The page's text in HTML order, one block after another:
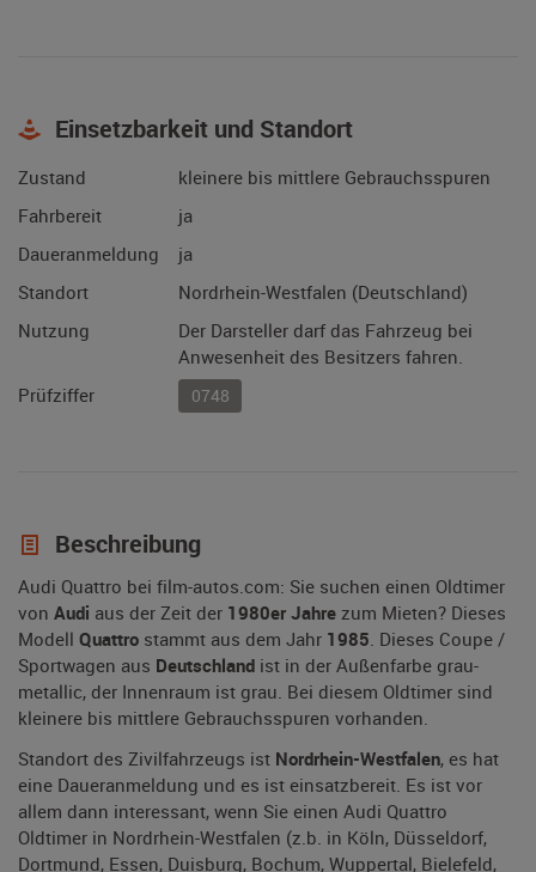
Einsetzbarkeit und Standort
Zustand
kleinere bis mittlere Gebrauchsspuren
Fahrbereit
ja
Daueranmeldung
ja
Standort
Nordrhein-Westfalen (Deutschland)
Nutzung
Der Darsteller darf das Fahrzeug bei
Anwesenheit des Besitzers fahren.
Prüfziffer
0748
Beschreibung
Audi Quattro bei film-autos.com: Sie suchen einen Oldtimer
von Audi aus der Zeit der 1980er Jahre zum Mieten? Dieses
Modell Quattro stammt aus dem Jahr 1985. Dieses Coupe /
Sportwagen aus Deutschland ist in der Außenfarbe grau-
metallic, der Innenraum ist grau. Bei diesem Oldtimer sind
kleinere bis mittlere Gebrauchsspuren vorhanden.
Standort des Zivilfahrzeugs ist Nordrhein-Westfalen, es hat
eine Daueranmeldung und es ist einsatzbereit. Es ist vor
allem dann interessant, wenn Sie einen Audi Quattro
Oldtimer in Nordrhein-Westfalen (z.b. in Köln, Düsseldorf,
Dortmund, Essen, Duisburg, Bochum, Wuppertal, Bielefeld,